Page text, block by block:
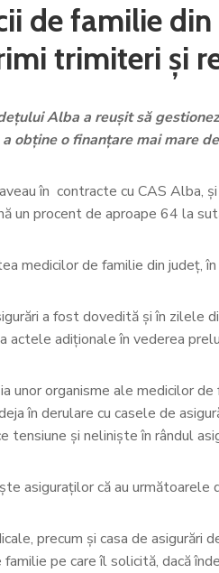
de familie
trimiteri și
Alba a reușit să
obține o finanțare mai mare
în contracte cu CAS
un procent de aproape 64 la
medicilor de familie din județ,
a fost dovedită și în zilele
actele adiționale în vederea
unor organisme ale medicilor
în derulare cu casele de
tensiune și neliniște în rândul
asiguraților că au următoarele
precum şi casa de
familie pe care îl solicită, dacă